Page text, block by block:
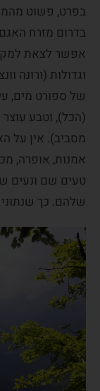
בפרט, פשוט
בדרום מזרח
אפשר לצאת
וגדולות (ורונה
של ספורט מים,
(הכל), וטבע
מסביב). אין על
אמנות, אופרה,
טעים שם ונעים
שלהם. כך